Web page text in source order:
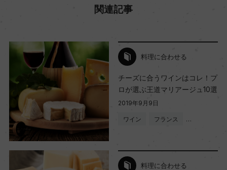
関連記事
料理に合わせる
チーズに合うワインはコレ！プ
ロが選ぶ王道マリアージュ10選
2019年9月9日
ワイン フランス …
料理に合わせる